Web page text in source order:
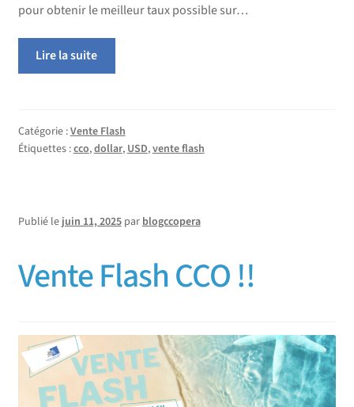
pour obtenir le meilleur taux possible sur…
Lire la suite
Catégorie :Vente Flash
Étiquettes :cco,dollar,USD,vente flash
Publié le juin 11, 2025 par blogccopera
Vente Flash CCO !!